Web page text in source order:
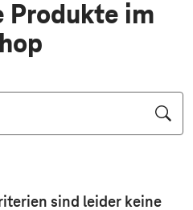
Produkte im
sind leider keine